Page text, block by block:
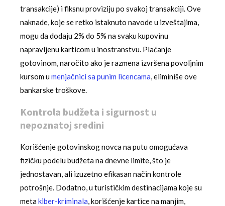
transakcije) i fiksnu proviziju po svakoj transakciji. Ove
naknade, koje se retko istaknuto navode u izveštajima,
mogu da dodaju 2% do 5% na svaku kupovinu
napravljenu karticom u inostranstvu. Plaćanje
gotovinom, naročito ako je razmena izvršena povoljnim
kursom umenjačnici sa punim licencama, eliminiše ove
bankarske troškove.
Kontrola budžeta i sigurnost u
nepoznatoj sredini
Korišćenje gotovinskog novca na putu omogućava
fizičku podelu budžeta na dnevne limite, što je
jednostavan, ali izuzetno efikasan način kontrole
potrošnje. Dodatno, u turističkim destinacijama koje su
metakiber-kriminala, korišćenje kartice na manjim,